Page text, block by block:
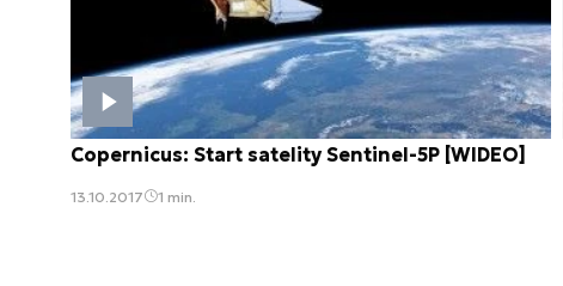
Copernicus: Start satelity Sentinel-5P [WIDEO]
13.10.2017 1 min.